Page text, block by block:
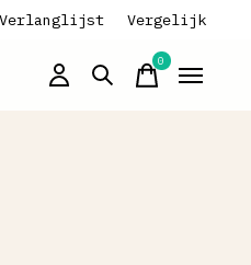
Verlanglijst Vergelijk
0items